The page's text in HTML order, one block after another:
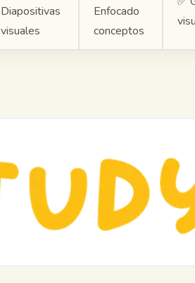
Diapositivas
visuales
Enfocado
conceptos